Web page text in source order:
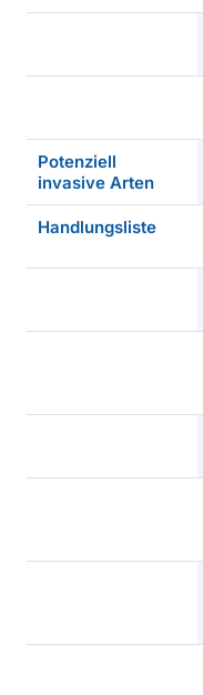
Potenziell
invasive Arten
Handlungsliste